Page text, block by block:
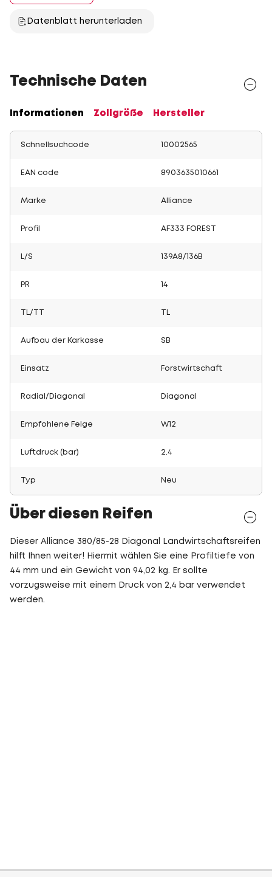
Datenblatt herunterladen
Technische Daten
Informationen Zollgröße Hersteller
Schnellsuchcode 10002565
EAN code 8903635010661
Marke Alliance
Profil AF333 FOREST
L/S 139A8/136B
PR 14
TL/TT
Aufbau der Karkasse SB
Einsatz Forstwirtschaft
Radial/Diagonal Diagonal
Empfohlene Felge W12
Luftdruck (bar) 2.4
Typ Neu
Über diesen Reifen
Dieser Alliance 380/85-28 Diagonal Landwirtschaftsreifen
hilft Ihnen weiter! Hiermit wählen Sie eine Profiltiefe von
44 mm und ein Gewicht von 94,02 kg. Er sollte
vorzugsweise mit einem Druck von 2,4 bar verwendet
werden.